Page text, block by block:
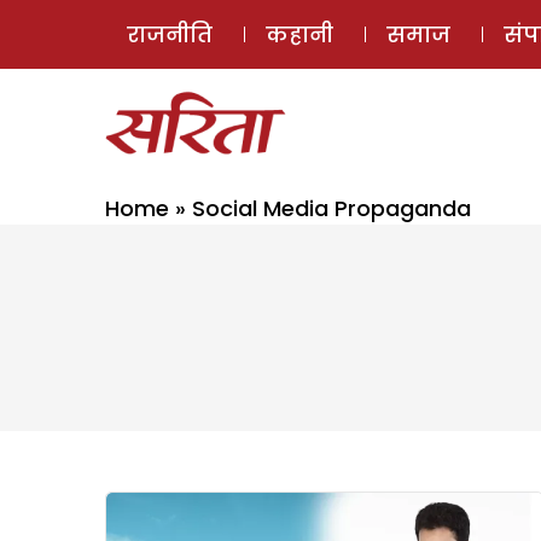
राजनीति कहानी समाज
Home » Social Media Propaganda